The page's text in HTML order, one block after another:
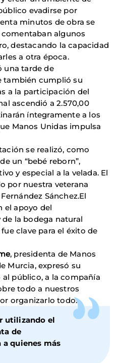
evadirse por
minutos de obra se
comentaban algunos
destacando la capacidad
a otra época.
una tarde de
también cumplió su
a la participación del
ascendió a 2.570,00
íntegramente a los
Manos Unidas impulsa
se realizó, como
un “bebé reborn”,
y especial a la velada. El
por nuestra veterana
Sánchez.El
el apoyo del
la bodega natural
clave para el éxito de
, presidenta de Manos
Murcia, expresó su
público, a la compañía
todo a nuestros
organizarlo todo:
utilizando el
de
quienes más